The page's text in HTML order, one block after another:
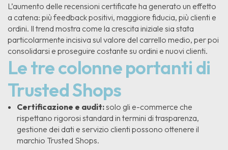
L’aumento delle recensioni certificate ha generato un effetto
a catena: più feedback positivi, maggiore fiducia, più clienti e
ordini. Il trend mostra come la crescita iniziale sia stata
particolarmente incisiva sul valore del carrello medio, per poi
consolidarsi e proseguire costante su ordini e nuovi clienti.
Le tre colonne portanti di
Trusted Shops
Certificazione e audit:solo gli e-commerce che
rispettano rigorosi standard in termini di trasparenza,
gestione dei dati e servizio clienti possono ottenere il
marchio Trusted Shops.